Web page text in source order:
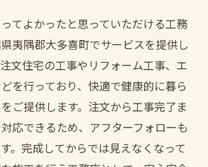
てよかったと思っていただける工務
夷隅郡大多喜町でサービスを提供し
文住宅の工事やリフォーム工事、エ
を行っており、快適で健康的に暮ら
ご提供します。注文から工事完了ま
応できるため、アフターフォローも
。完成してからでは見えなくなって